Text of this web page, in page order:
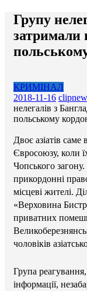
Групу
затримали
КРИМІНАЛ
2018-11-16
нелегалів з
польському
Двоє азіатів
Євросоюзу, коли
Чопського
прикордонні
місцеві жителі.
«Верховина
приватних
чоловіків
Група
інформації,